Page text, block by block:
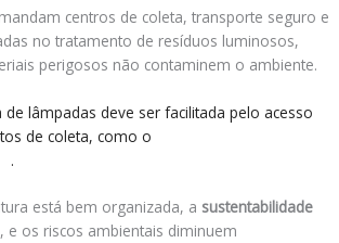
centros de coleta, transporte seguro e
no tratamento de resíduos luminosos,
perigosos não contaminem o ambiente.
de lâmpadas deve ser facilitada pelo acesso
de coleta, como o
.
está bem organizada, a sustentabilidade
e os riscos ambientais diminuem